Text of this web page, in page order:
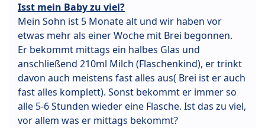
Isst mein Baby zu viel?
Mein Sohn ist 5 Monate alt und wir haben vor
etwas mehr als einer Woche mit Brei begonnen.
Er bekommt mittags ein halbes Glas und
anschließend 210ml Milch (Flaschenkind), er trinkt
davon auch meistens fast alles aus( Brei ist er auch
fast alles komplett). Sonst bekommt er immer so
alle 5-6 Stunden wieder eine Flasche. Ist das zu viel,
vor allem was er mittags bekommt?